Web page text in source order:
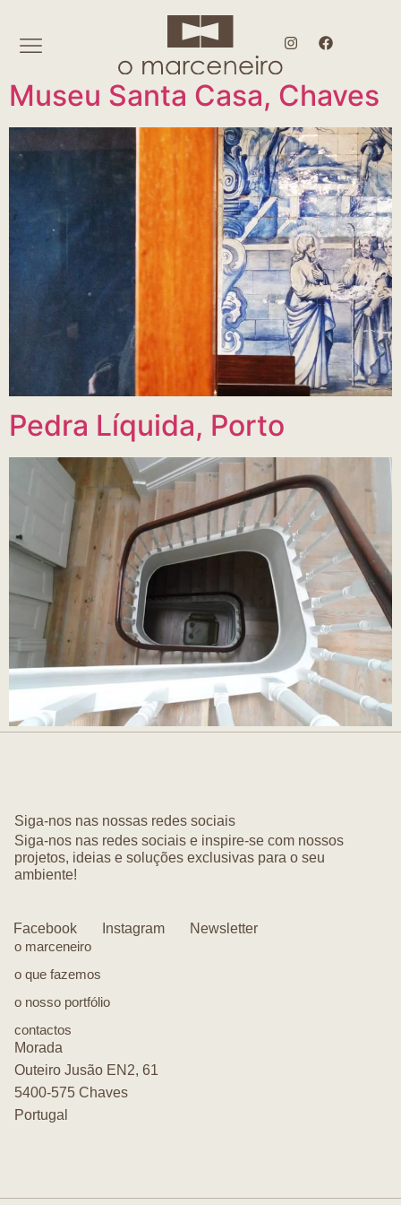
Museu Santa Casa, Chaves
Pedra Líquida, Porto
Siga-nos nas nossas redes sociais
Siga-nos nas redes sociais e inspire-se com nossos
projetos, ideias e soluções exclusivas para o seu
ambiente!
Facebook Instagram
Newsletter
o marceneiro
o que fazemos
o nosso portfólio
contactos
Morada
Outeiro Jusão EN2, 61
5400-575 Chaves
Portugal